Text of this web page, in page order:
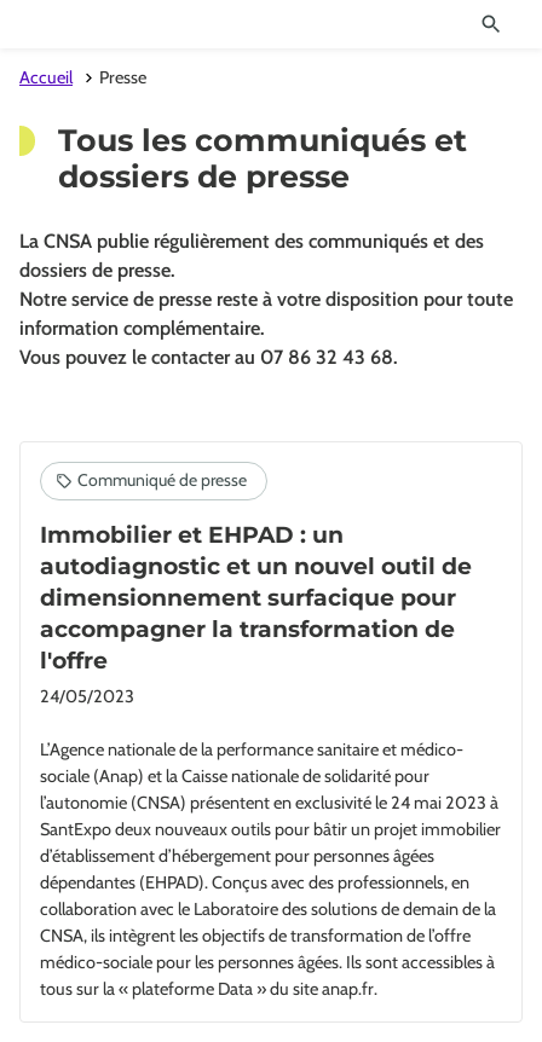
Accueil Presse
Tous les communiqués et
dossiers de presse
La CNSA publie régulièrement des communiqués et des
dossiers de presse.
Notre service de presse reste à votre disposition pour toute
information complémentaire.
Vous pouvez le contacter au 07 86 32 43 68.
Immobilier et EHPAD : un
autodiagnostic et un nouvel outil de
dimensionnement surfacique pour
accompagner la transformation de
l'offre
24/05/2023
L’Agence nationale de la performance sanitaire et médico-
sociale (Anap) et la Caisse nationale de solidarité pour
l’autonomie (CNSA) présentent en exclusivité le 24 mai 2023 à
SantExpo deux nouveaux outils pour bâtir un projet immobilier
d’établissement d’hébergement pour personnes âgées
dépendantes (EHPAD). Conçus avec des professionnels, en
collaboration avec le Laboratoire des solutions de demain de la
CNSA, ils intègrent les objectifs de transformation de l’offre
médico-sociale pour les personnes âgées. Ils sont accessibles à
tous sur la « plateforme Data » du site anap.fr.